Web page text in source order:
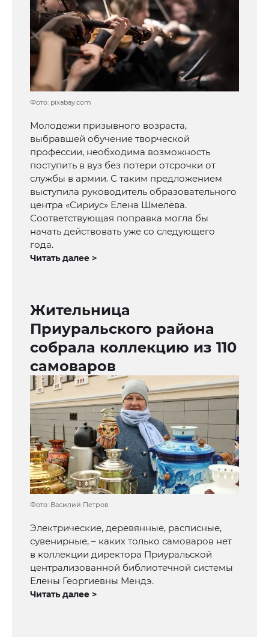
Фото: pixabay.com
Молодежи призывного возраста,
выбравшей обучение творческой
профессии, необходима возможность
поступить в вуз без потери отсрочки от
службы в армии. С таким предложением
выступила руководитель образовательного
центра «Сириус» Елена Шмелёва.
Соответствующая поправка могла бы
начать действовать уже со следующего
года.
Читать далее >
Жительница
Приуральского района
собрала коллекцию из 110
самоваров
Фото: Василий Петров
Электрические, деревянные, расписные,
сувенирные, – каких только самоваров нет
в коллекции директора Приуральской
централизованной библиотечной системы
Елены Георгиевны Мендэ.
Читать далее >